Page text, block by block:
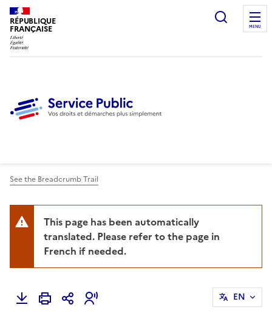
RÉPUBLIQUE
FRANÇAISE
Ouvrir
MENU
See the Breadcrumb Trail
This page has been automatically
translated. Please refer to the page in
French if needed.
EN